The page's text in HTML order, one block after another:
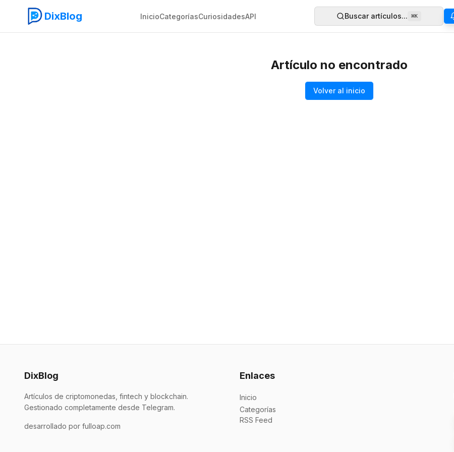
DixBlog InicioCategoríasCuriosidadesAPI Buscar artículos... ⌘K
Artículo no encontrado
Volver al inicio
DixBlog
Artículos de criptomonedas, fintech y blockchain.
Gestionado completamente desde Telegram.
desarrollado por fulloap.com
Enlaces
Inicio
Categorías
RSS Feed